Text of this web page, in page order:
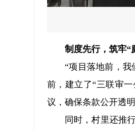
制度先行，筑牢“
“项目落地前，我
前，建立了“三联审
议，确保条款公开透
同时，村里还推